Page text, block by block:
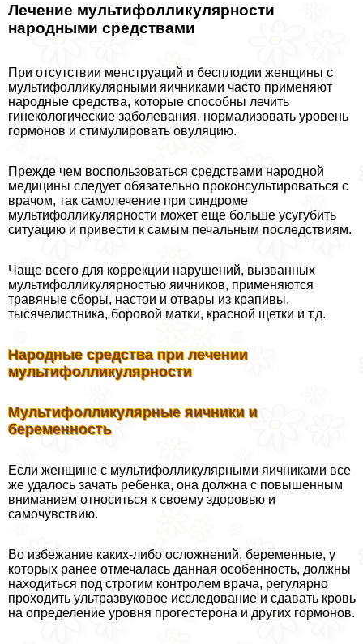
Лечение мультифолликулярности
народными средствами
При отсутствии менструаций и бесплодии женщины с
мультифолликулярными яичниками часто применяют
народные средства, которые способны лечить
гинекологические заболевания, нормализовать уровень
гормонов и стимулировать овуляцию.
Прежде чем воспользоваться средствами народной
медицины следует обязательно проконсультироваться с
врачом, так самолечение при синдроме
мультифолликулярности может еще больше усугубить
ситуацию и привести к самым печальным последствиям.
Чаще всего для коррекции нарушений, вызванных
мультифолликулярностью яичников, применяются
травяные сборы, настои и отвары из крапивы,
тысячелистника, боровой матки, красной щетки и т.д.
Народные средства при лечении
мультифолликулярности
Мультифолликулярные яичники и
беременность
Если женщине с мультифолликулярными яичниками все
же удалось зачать ребенка, она должна с повышенным
вниманием относиться к своему здоровью и
самочувствию.
Во избежание каких-либо осложнений, беременные, у
которых ранее отмечалась данная особенность, должны
находиться под строгим контролем врача, регулярно
проходить ультразвуковое исследование и сдавать кровь
на определение уровня прогестерона и других гормонов.